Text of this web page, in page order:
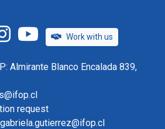
instagramIFOP TV
Work with us
Almirante Blanco Encalada 839,
request